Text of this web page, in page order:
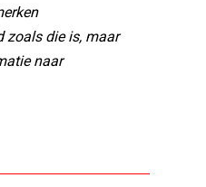
zoals die is, maar
naar